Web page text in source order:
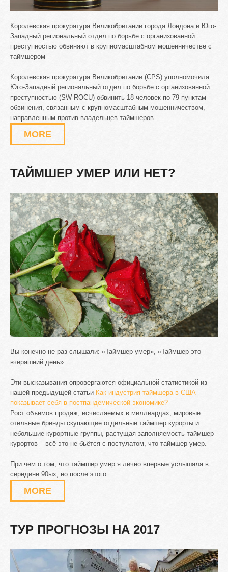
Королевская прокуратура Великобритании города Лондона и Юго-
Западный региональный отдел по борьбе с организованной
преступностью обвиняют в крупномасштабном мошенничестве с
таймшером
Королевская прокуратура Великобритании (CPS) уполномочила
Юго-Западный региональный отдел по борьбе с организованной
преступностью (SW ROCU) обвинить 18 человек по 79 пунктам
обвинения, связанным с крупномасштабным мошенничеством,
направленным против владельцев таймшеров.
MORE
ТАЙМШЕР УМЕР ИЛИ НЕТ?
Вы конечно не раз слышали: «Таймшер умер», «Таймшер это
вчерашний день»
Эти высказывания опровергаются официальной статистикой из
нашей предыдущей статьи Как индустрия таймшера в США
показывает себя в постпандемической экономике?
Рост объемов продаж, исчисляемых в миллиардах, мировые
отельные бренды скупающие отдельные таймшер курорты и
небольшие курортные группы, растущая заполняемость таймшер
курортов – всё это не бьётся с постулатом, что таймшер умер.
При чем о том, что таймшер умер я лично впервые услышала в
середине 90ых, но после этого
MORE
ТУР ПРОГНОЗЫ НА 2017